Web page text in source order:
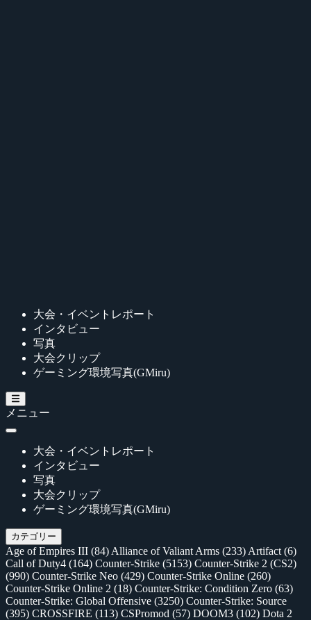
大会・イベントレポート
インタビュー
写真
大会クリップ
ゲーミング環境写真(GMiru)
メニュー
大会・イベントレポート
インタビュー
写真
大会クリップ
ゲーミング環境写真(GMiru)
カテゴリー
Age of Empires III (84) Alliance of Valiant Arms (233) Artifact (6)
Call of Duty4 (164) Counter-Strike (5153) Counter-Strike 2 (CS2)
(990) Counter-Strike Neo (429) Counter-Strike Online (260)
Counter-Strike Online 2 (18) Counter-Strike: Condition Zero (63)
Counter-Strike: Global Offensive (3250) Counter-Strike: Source
(395) CROSSFIRE (113) CSPromod (57) DOOM3 (102) Dota 2